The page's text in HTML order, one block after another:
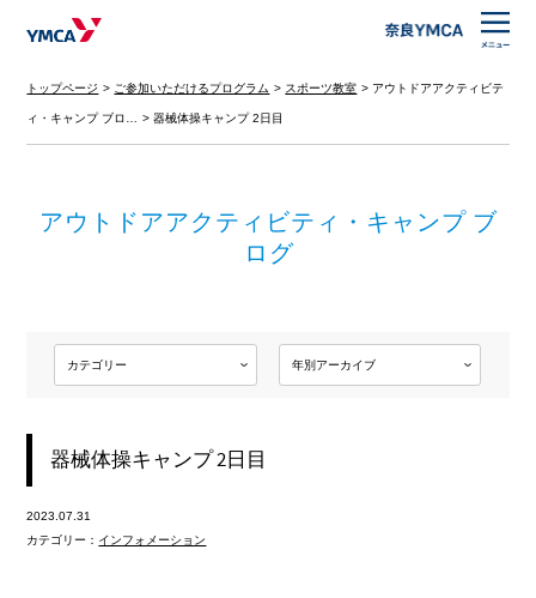
トップページ ご参加いただけるプログラム スポーツ教室 アウトドアアクティビテ
ィ・キャンプ ブロ… 器械体操キャンプ 2日目
アウトドアアクティビティ・キャンプ ブ
ログ
器械体操キャンプ 2日目
2023.07.31
カテゴリー： インフォメーション